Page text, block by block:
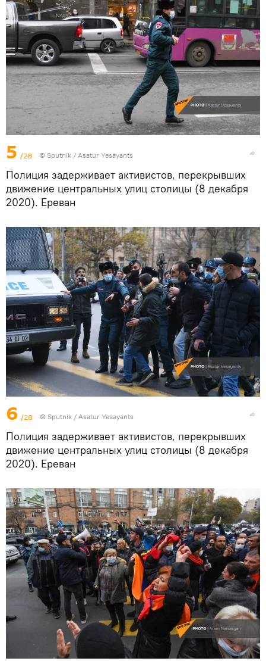
5 /28 © Sputnik / Asatur Yesayants
Полиция задерживает активистов, перекрывших
движение центральных улиц столицы (8 декабря
2020). Еревaн
6 /28 © Sputnik / Asatur Yesayants
Полиция задерживает активистов, перекрывших
движение центральных улиц столицы (8 декабря
2020). Еревaн